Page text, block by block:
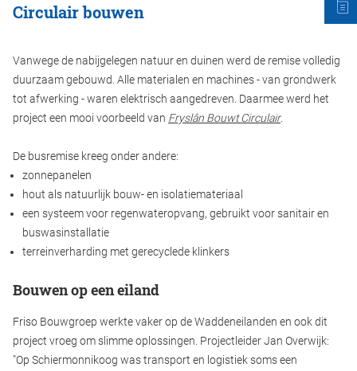
Circulair bouwen
Vanwege de nabijgelegen natuur en duinen werd de remise volledig
duurzaam gebouwd. Alle materialen en machines - van grondwerk
tot afwerking - waren elektrisch aangedreven. Daarmee werd het
project een mooi voorbeeld van Fryslân Bouwt Circulair.
De busremise kreeg onder andere:
zonnepanelen
hout als natuurlijk bouw- en isolatiemateriaal
een systeem voor regenwateropvang, gebruikt voor sanitair en
buswasinstallatie
terreinverharding met gerecyclede klinkers
Bouwen op een eiland
Friso Bouwgroep werkte vaker op de Waddeneilanden en ook dit
project vroeg om slimme oplossingen. Projectleider Jan Overwijk:
"Op Schiermonnikoog was transport en logistiek soms een